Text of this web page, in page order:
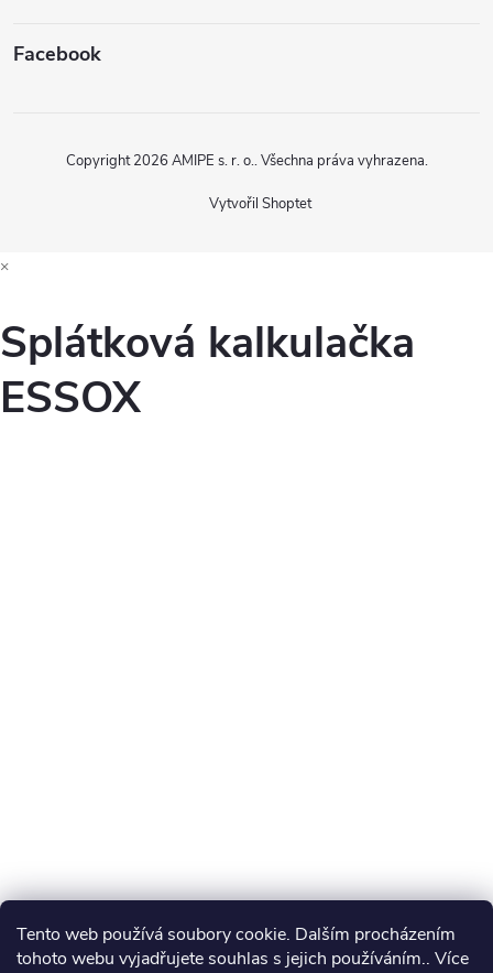
Tento web používá soubory cookie. Dalším procházením
tohoto webu vyjadřujete souhlas s jejich používáním.. Více
Facebook
Vytvořil Shoptet
Copyright 2026 AMIPE s. r. o.. Všechna práva vyhrazena.
×
Splátková kalkulačka
ESSOX